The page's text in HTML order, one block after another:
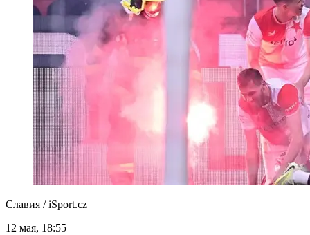
Славия / iSport.cz
12 мая, 18:55